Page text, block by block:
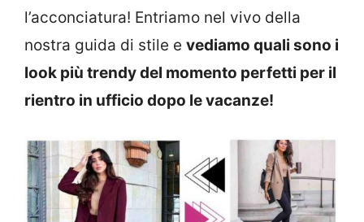
l’acconciatura! Entriamo nel vivo della
nostra guida di stile e vediamo quali sono i
look più trendy del momento perfetti per il
rientro in ufficio dopo le vacanze!